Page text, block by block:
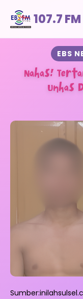
107.7 FM
EBS
Nahas!
Unhas